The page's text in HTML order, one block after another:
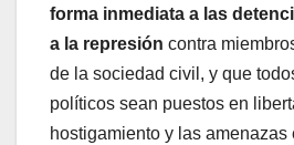
forma inmediata a las
a la represión contra
de la sociedad civil, y que
políticos sean puestos en
hostigamiento y las amenazas